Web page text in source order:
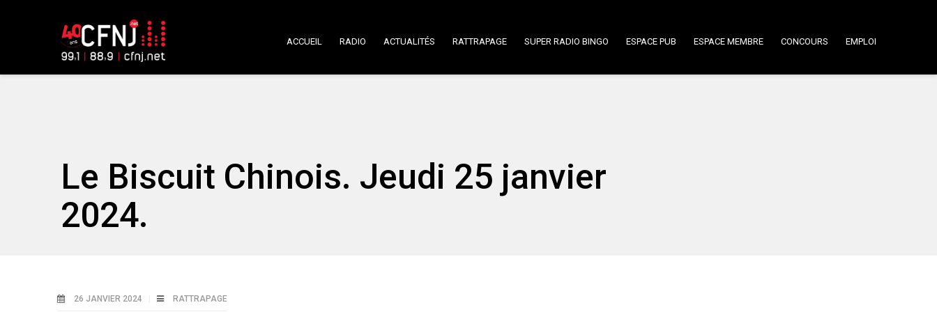
ACCUEIL RADIO ACTUALITÉS RATTRAPAGE SUPER RADIO BINGO ESPACE PUB ESPACE MEMBRE CONCOURS EMPLOI
Le Biscuit Chinois. Jeudi 25 janvier
2024.
26 JANVIER 2024 RATTRAPAGE